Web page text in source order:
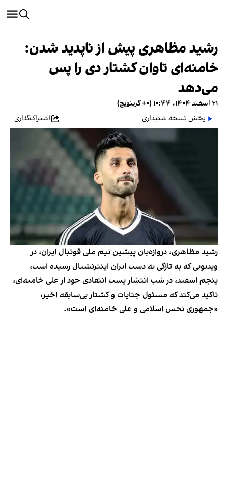
رشید مظاهری پیش از ناپدید شدن:
خامنه‌ای تاوان کشتار دی را پس
می‌دهد
۲۱ اسفند ۱۴۰۴، ۱۰:۴۴ (‎+۰ گرینویچ)
پخش نسخه شنیداری
اشتراک‌گذاری
رشید مظاهری، دروازه‌بان پیشین تیم ملی فوتبال ایران، در
ویدیویی که به تازگی به دست ایران اینترنشنال رسیده است،
پنجم اسفند، در شب انتشار پست انتقادی خود از علی خامنه‌ای،
تاکید می‌کند که مسئول جنایات و کشتار بی‌سابقه اخیر،
«جمهوری نحس اسلامی و علی خامنه‌ای است».